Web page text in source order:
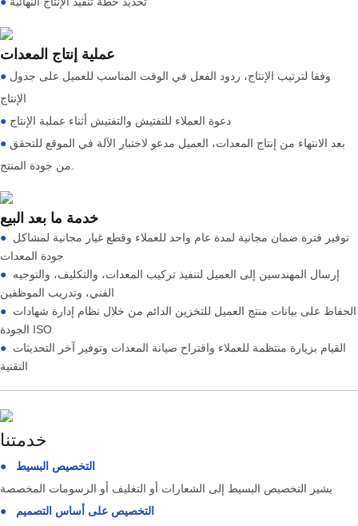
عملية إنتاج المعدات
● وفقا لترتيب الإنتاج، ردود الفعل في الوقت المناسب للعميل على جدول
الإنتاج
● دعوة العملاء للتفتيش والتفتيش أثناء عملية الإنتاج
● بعد الانتهاء من إنتاج المعدات، العميل مدعو لاختبار الآلة في الموقع للتحقق
خدمة ما بعد البيع
●
جودة المعدات
●
الفني، وتدريب الموظفين
●
الجودة ISO
●
التقنية
خدمتنا
●
التخصيص البسيط
يشير التخصيص البسيط إلى الشعارات أو التغليف أو الرسومات المخصصة
●
التخصيص على أساس التصميم